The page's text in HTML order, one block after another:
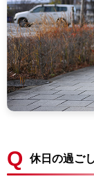
Q 休日の過ご